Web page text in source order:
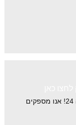
שירותי הובלות קטנות מבצעים עם חברת הובלה 24! אנו מספקים